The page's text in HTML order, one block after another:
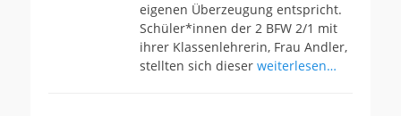
eigenen Überzeugung entspricht.
Schüler*innen der 2 BFW 2/1 mit
ihrer Klassenlehrerin, Frau Andler,
stellten sich dieser weiterlesen…